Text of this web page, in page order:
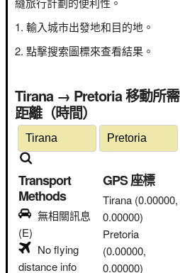
輸入城市出發地和目的地。
點擊搜索圖標來查看結果。
Tirana → Pretoria 移動所需
距離（時間）
Transport
Methods
無相關訊息
(E)
No flying
distance info
GPS 座標
Tirana (0.00000,
0.00000)
Pretoria
(0.00000,
0.00000)